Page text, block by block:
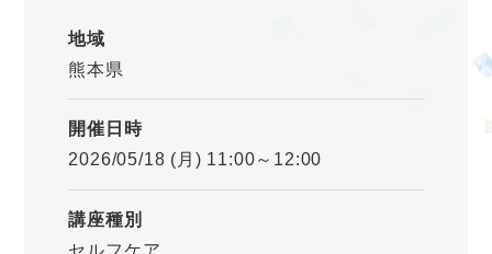
地域
熊本県
開催日時
2026/05/18 (月) 11:00～12:00
講座種別
セルフケア